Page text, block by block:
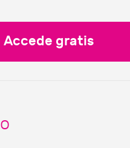
Accede gratis